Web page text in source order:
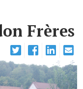
Frères